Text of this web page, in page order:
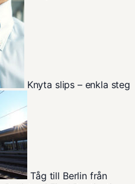
Knyta slips – enkla steg
Tåg till Berlin från